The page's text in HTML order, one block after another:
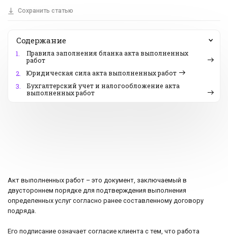
Сохранить статью
Содержание
1.
Правила заполнения бланка акта выполненных
работ
2.
Юридическая сила акта выполненных работ
3.
Бухгалтерский учет и налогообложение акта
выполненных работ
Акт выполненных работ – это документ, заключаемый в
двустороннем порядке для подтверждения выполнения
определенных услуг согласно ранее составленному договору
подряда.
Его подписание означает согласие клиента с тем, что работа